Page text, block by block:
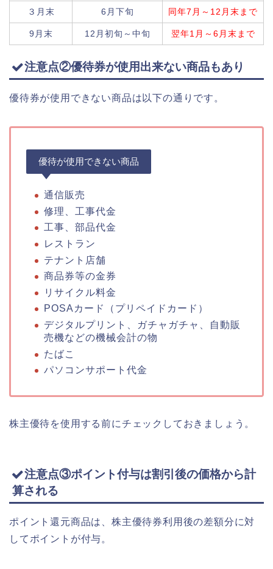
３月末 6月下旬 同年7月～12月末まで
9月末 12月初旬～中旬 翌年1月～6月末まで
注意点②優待券が使用出来ない商品もあり
優待券が使用できない商品は以下の通りです。
優待が使用できない商品
通信販売
修理、工事代金
工事、部品代金
レストラン
テナント店舗
商品券等の金券
リサイクル料金
POSAカード（プリペイドカード）
デジタルプリント、ガチャガチャ、自動販
売機などの機械会計の物
たばこ
パソコンサポート代金
株主優待を使用する前にチェックしておきましょう。
注意点③ポイント付与は割引後の価格から計
算される
ポイント還元商品は、株主優待券利用後の差額分に対
してポイントが付与。